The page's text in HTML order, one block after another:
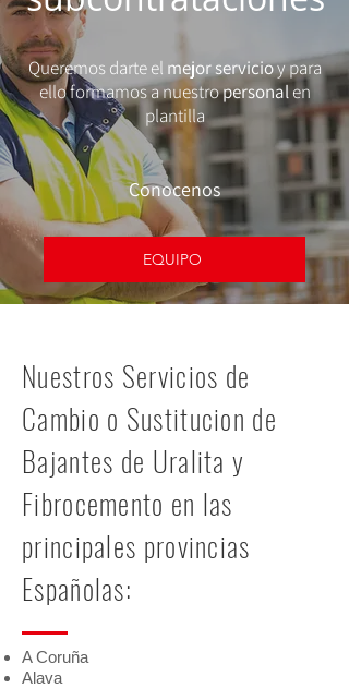
Queremos darte el mejor servicioy para
ello formamos a nuestropersonalen
plantilla
Conocenos
EQUIPO
Nuestros Servicios de
Cambio o Sustitucion de
Bajantes de Uralita y
Fibrocemento en las
principales provincias
Españolas:
A Coruña
Alava